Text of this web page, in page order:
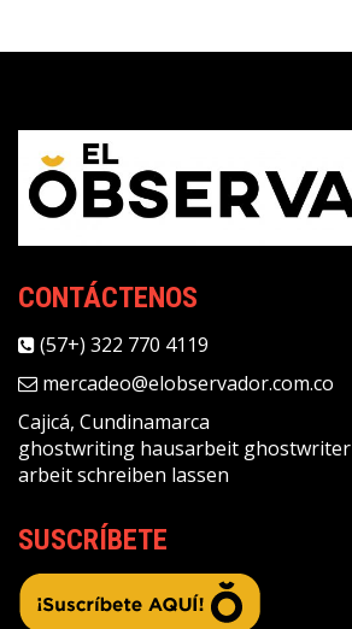
CONTÁCTENOS
(57+) 322 770 4119
mercadeo@elobservador.com.co
Cajicá, Cundinamarca
ghostwriting hausarbeit ghostwriter
arbeit schreiben lassen
SUSCRÍBETE